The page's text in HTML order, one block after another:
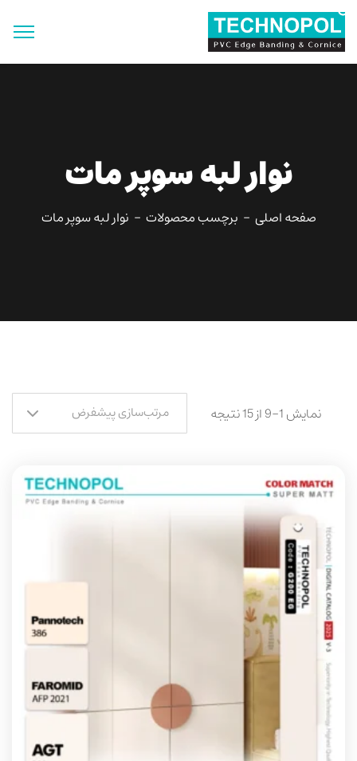
جستجو
برای:
دکمه جستجو
نوار لبه سوپر مات
صفحه اصلی برچسب محصولات نوار لبه سوپر مات
نمایش 1–9 از 15 نتیجه مرتب‌سازی پیشفرض